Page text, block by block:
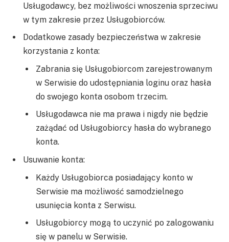
Usługodawcy, bez możliwości wnoszenia sprzeciwu
w tym zakresie przez Usługobiorców.
Dodatkowe zasady bezpieczeństwa w zakresie
korzystania z konta:
Zabrania się Usługobiorcom zarejestrowanym
w Serwisie do udostępniania loginu oraz hasła
do swojego konta osobom trzecim.
Usługodawca nie ma prawa i nigdy nie będzie
zażądać od Usługobiorcy hasła do wybranego
konta.
Usuwanie konta:
Każdy Usługobiorca posiadający konto w
Serwisie ma możliwość samodzielnego
usunięcia konta z Serwisu.
Usługobiorcy mogą to uczynić po zalogowaniu
się w panelu w Serwisie.